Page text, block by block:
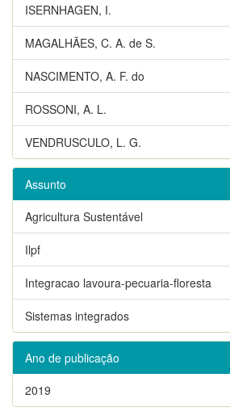
ISERNHAGEN, I.
MAGALHÃES, C. A. de S.
NASCIMENTO, A. F. do
ROSSONI, A. L.
VENDRUSCULO, L. G.
Assunto
Agricultura Sustentável
Ilpf
Integracao lavoura-pecuaria-floresta
Sistemas integrados
Ano de publicação
2019